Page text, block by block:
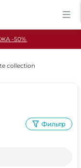
-50%
collection
Фильтр